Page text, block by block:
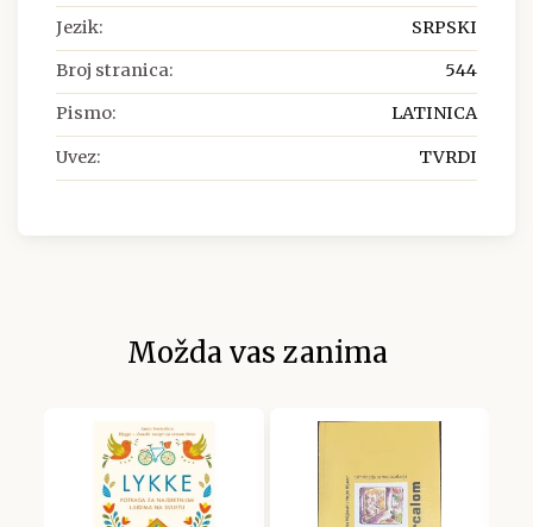
Jezik: SRPSKI
Broj stranica: 544
Pismo: LATINICA
Uvez: TVRDI
Možda vas zanima